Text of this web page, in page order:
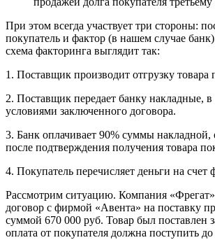
При этом всегда участвует три стороны:
покупатель и фактор (в нашем случае
схема факторинга выглядит так:
1. Поставщик производит отгрузку товара
2. Поставщик передает банку накладные, в
условиями заключенного договора.
3. Банк оплачивает 90% суммы
после подтверждения получения товара
4. Покупатель перечисляет деньги на счет
Рассмотрим ситуацию. Компания
договор с фирмой «Авента» на поставку
суммой 670 000 руб. Товар был поставлен
оплата от покупателя должна поступить